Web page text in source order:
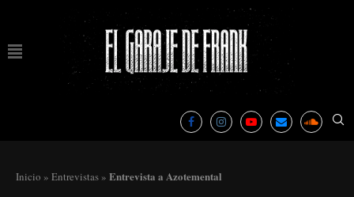
Inicio » Entrevistas » Entrevista a Azotemental